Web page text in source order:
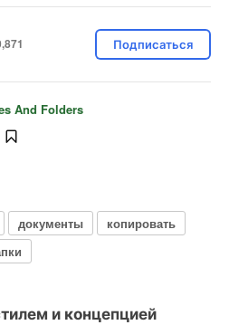
Подписаться
And Folders
документы
копировать
и концепцией